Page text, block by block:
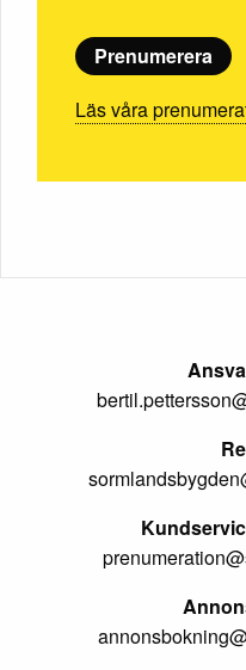
Prenumerera
Läs våra